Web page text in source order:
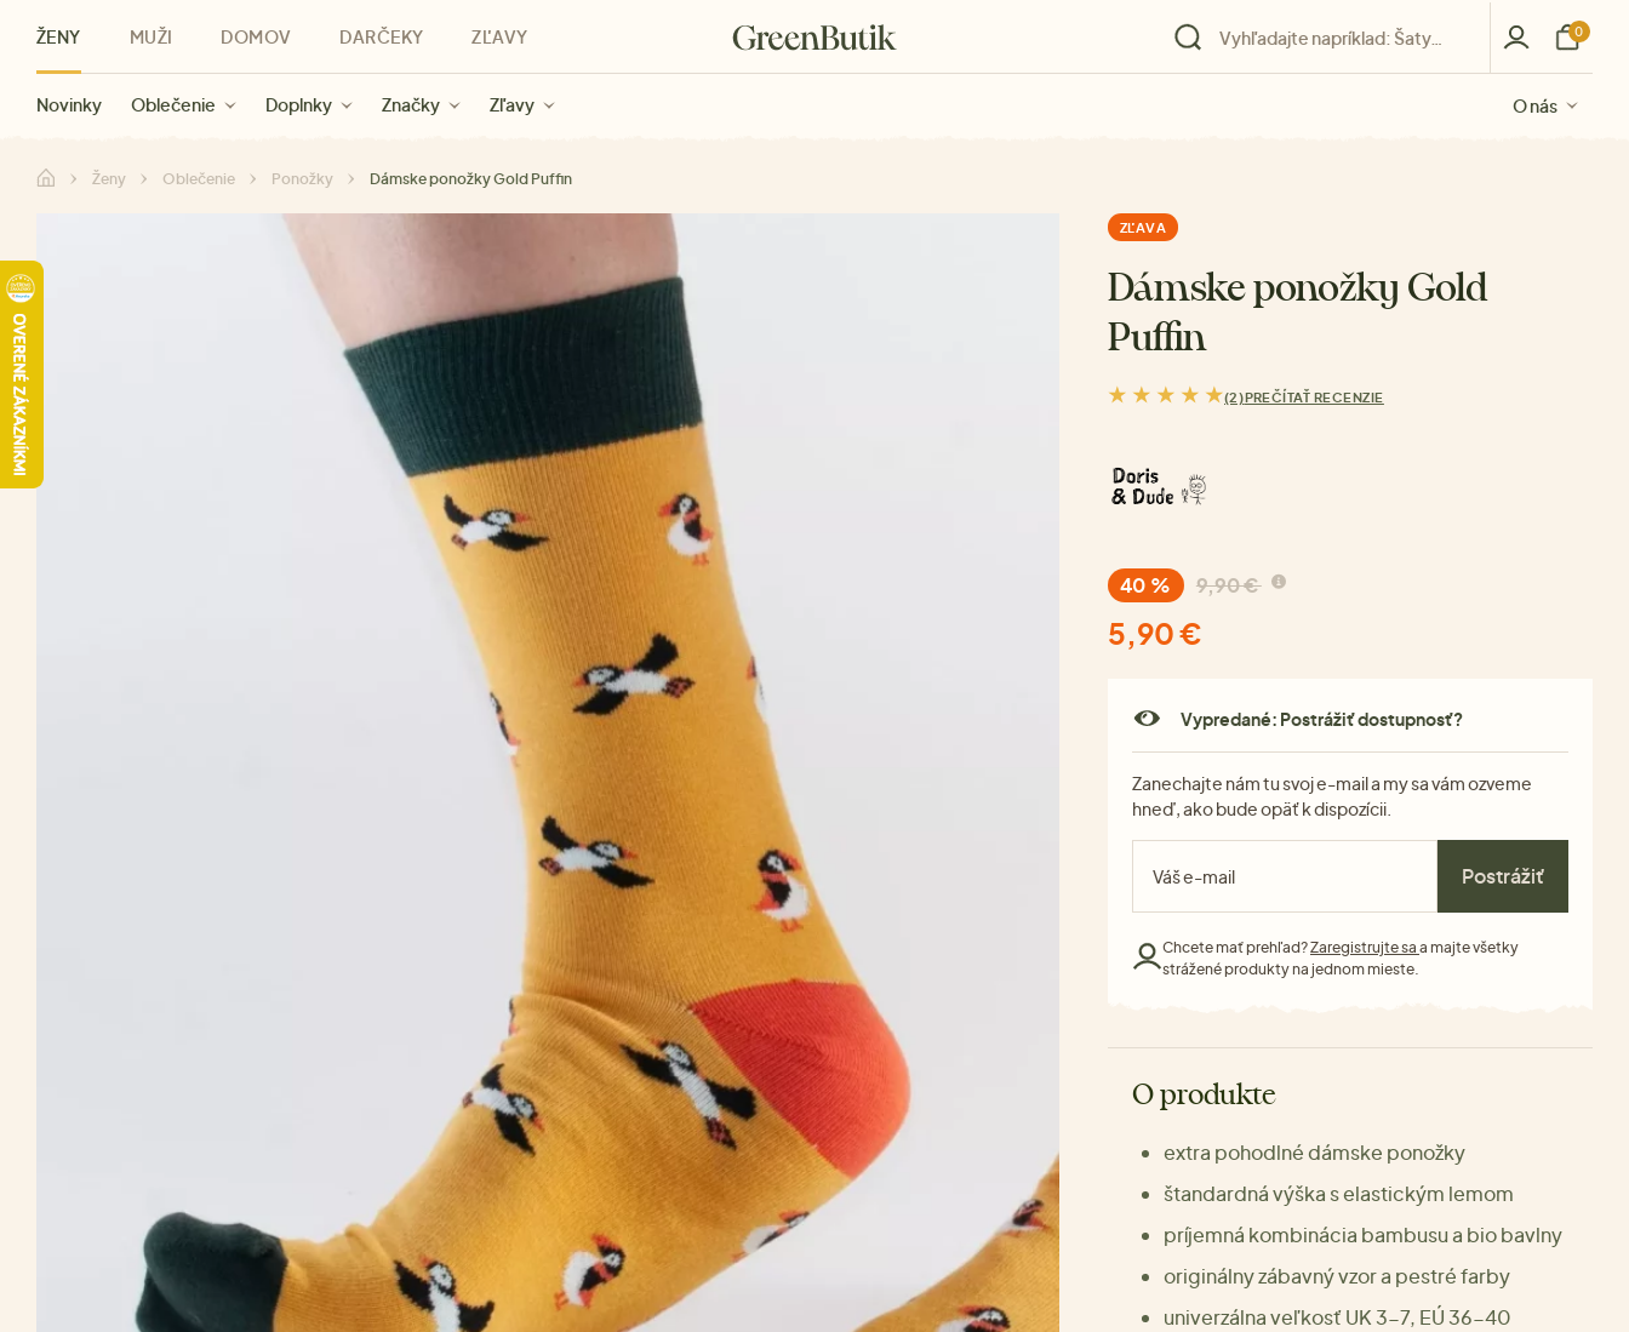
ŽENY
Novinky Oblečenie Doplnky Značky Zľavy O nás
MUŽI
Novinky Oblečenie Značky Zľavy O nás
DOMOV
Kategórie Značky Zľavy O nás
DARČEKY
Pre ženy Pre mužov Darčeky pre deti Pre všetkých O nás
ZĽAVY
Zľavy ženy Zľavy muži O nás
0
Ženy Oblečenie Ponožky Dámske ponožky Gold Puffin
ZĽAVA
Dámske ponožky Gold
Puffin
(2)PREČÍTAŤ RECENZIE
40 % 9,90 €
5,90 €
Vypredané: Postrážiť dostupnosť?
Zanechajte nám tu svoj e-mail a my sa vám ozveme
hneď, ako bude opäť k dispozícii.
Postrážiť
Chcete mať prehľad?Zaregistrujte sa a majte všetky
strážené produkty na jednom mieste.
O produkte
extra pohodlné dámske ponožky
štandardná výška s elastickým lemom
príjemná kombinácia bambusu a bio bavlny
originálny zábavný vzor a pestré farby
univerzálna veľkosť UK 3-7, EÚ 36-40